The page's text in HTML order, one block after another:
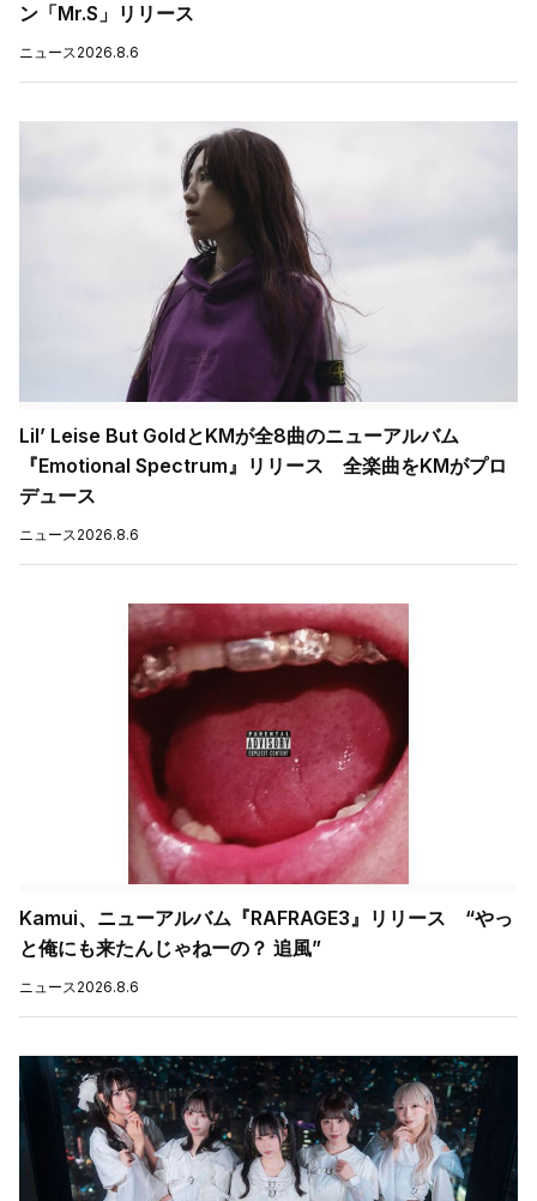
ン「Mr.S」リリース
ニュース2026.8.6
Lil’ Leise But GoldとKMが全8曲のニューアルバム
『Emotional Spectrum』リリース 全楽曲をKMがプロ
デュース
ニュース2026.8.6
Kamui、ニューアルバム『RAFRAGE3』リリース “やっ
と俺にも来たんじゃねーの？ 追風”
ニュース2026.8.6